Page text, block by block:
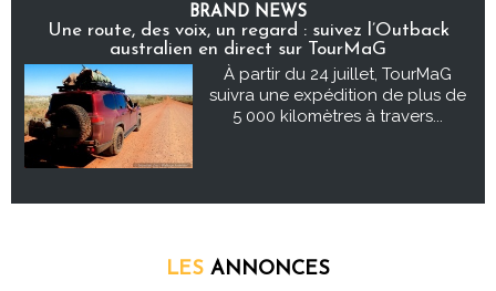
BRAND NEWS
Une route, des voix, un regard : suivez l’Outback
australien en direct sur TourMaG
À partir du 24 juillet, TourMaG
suivra une expédition de plus de
5 000 kilomètres à travers...
LES ANNONCES